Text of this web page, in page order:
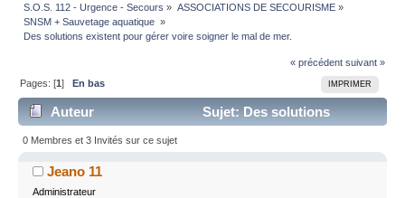
S.O.S. 112 - Urgence - Secours » ASSOCIATIONS DE SECOURISME»
SNSM + Sauvetage aquatique »
Des solutions existent pour gérer voire soigner le mal de mer.
« précédent suivant »
IMPRIMER
Pages: [1]En bas
Auteur
Sujet: Des solutions
existent pour gérer voire soigner le mal de mer. (Lu
94430 fois)
0 Membres et 3 Invités sur ce sujet
Jeano 11
Administrateur